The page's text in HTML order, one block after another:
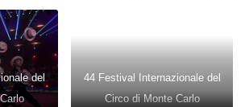
del
44 Festival Internazionale del
Circo di Monte Carlo